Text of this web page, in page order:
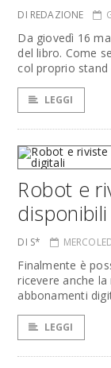
DI REDAZIONE
Da giovedì 16
del libro. Come
col proprio
LEGGI
Robot e
DI S*
Finalmente è
ricevere anche
abbonamenti
LEGGI